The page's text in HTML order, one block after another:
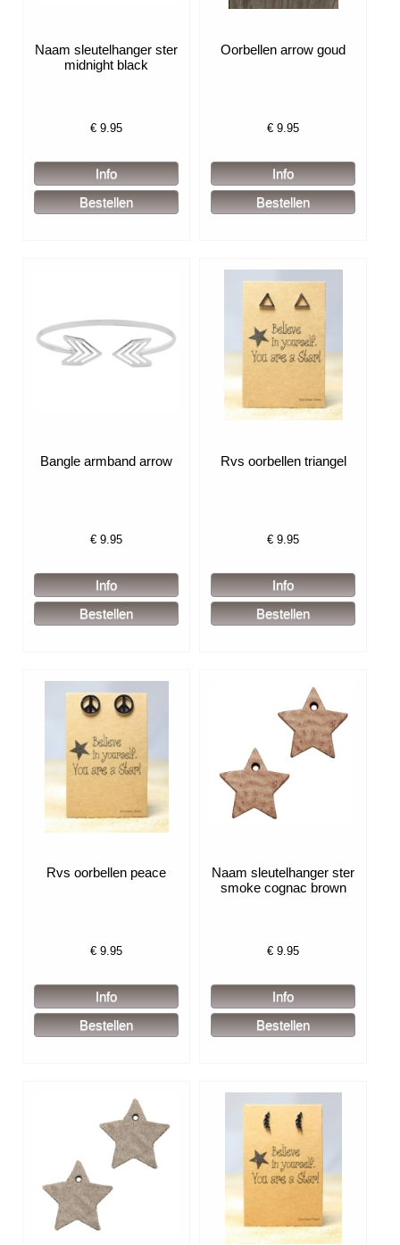
Naam sleutelhanger ster
midnight black
€9.95
Oorbellen arrow goud
€9.95
Bangle armband arrow
€9.95
Rvs oorbellen triangel
€9.95
Rvs oorbellen peace
€9.95
Naam sleutelhanger ster
smoke cognac brown
€9.95